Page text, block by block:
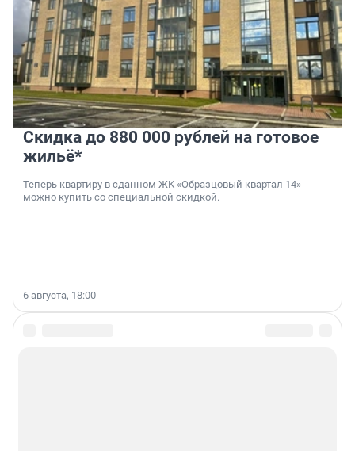
Скидка до 880 000 рублей на готовое
жильё*
Теперь квартиру в сданном ЖК «Образцовый квартал 14»
можно купить со специальной скидкой.
6 августа, 18:00